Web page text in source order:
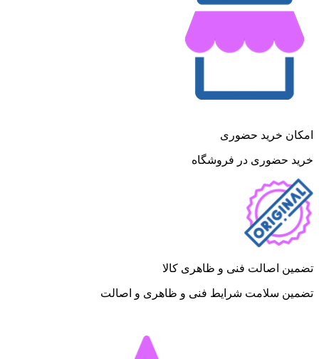
امکان خرید حضوری
خرید حضوری در فروشگاه
تضمین اصالت فنی و ظاهری کالا
تضمین سلامت شرایط فنی و ظاهری و اصالت